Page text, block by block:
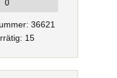
36621
15